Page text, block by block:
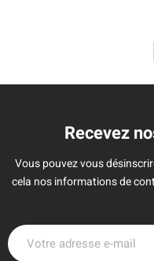
Recevez
Vous pouvez vous
cela nos informations de